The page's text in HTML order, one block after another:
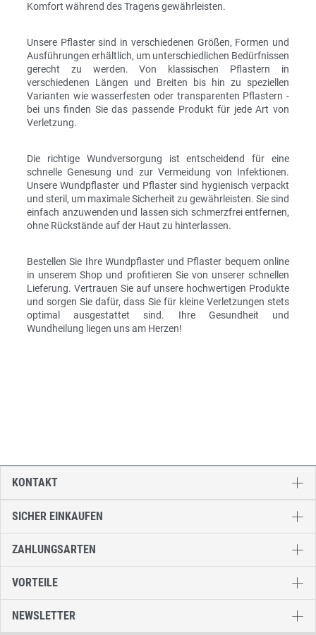
Komfort während des Tragens gewährleisten.
Unsere Pflaster sind in verschiedenen Größen, Formen und
Ausführungen erhältlich, um unterschiedlichen Bedürfnissen
gerecht zu werden. Von klassischen Pflastern in
verschiedenen Längen und Breiten bis hin zu speziellen
Varianten wie wasserfesten oder transparenten Pflastern -
bei uns finden Sie das passende Produkt für jede Art von
Verletzung.
Die richtige Wundversorgung ist entscheidend für eine
schnelle Genesung und zur Vermeidung von Infektionen.
Unsere Wundpflaster und Pflaster sind hygienisch verpackt
und steril, um maximale Sicherheit zu gewährleisten. Sie sind
einfach anzuwenden und lassen sich schmerzfrei entfernen,
ohne Rückstände auf der Haut zu hinterlassen.
Bestellen Sie Ihre Wundpflaster und Pflaster bequem online
in unserem Shop und profitieren Sie von unserer schnellen
Lieferung. Vertrauen Sie auf unsere hochwertigen Produkte
und sorgen Sie dafür, dass Sie für kleine Verletzungen stets
optimal ausgestattet sind. Ihre Gesundheit und
Wundheilung liegen uns am Herzen!
SICHER EINKAUFEN
ZAHLUNGSARTEN
VORTEILE
NEWSLETTER
KONTAKT